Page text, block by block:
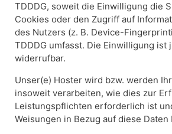
TDDDG, soweit die Einwilligung die
Cookies oder den Zugriff auf
des Nutzers (z. B. Device-
TDDDG umfasst. Die Einwilligung ist
widerrufbar.
Unser(e) Hoster wird bzw. werden
insoweit verarbeiten, wie dies zur
Leistungspflichten erforderlich ist
Weisungen in Bezug auf diese Daten